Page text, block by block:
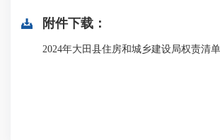
附件下载：
2024年大田县住房和城乡建设局权责清